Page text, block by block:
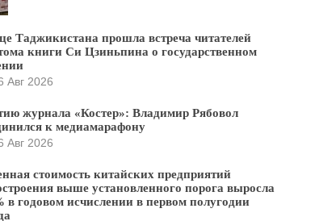
Таджикистана прошла встреча читателей
книги Си Цзиньпина о государственном
Авг 2026
журнала «Костер»: Владимир Рябовол
к медиамарафону
Авг 2026
стоимость китайских предприятий
выше установленного порога выросла
в годовом исчислении в первом полугодии